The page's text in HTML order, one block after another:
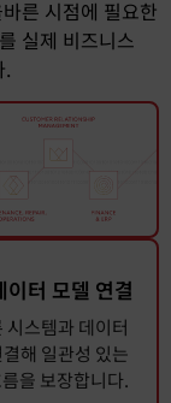
른 시점에 필요한
실제 비즈니스
.
이터 모델 연결
시스템과 데이터
해 일관성 있는
을 보장합니다.